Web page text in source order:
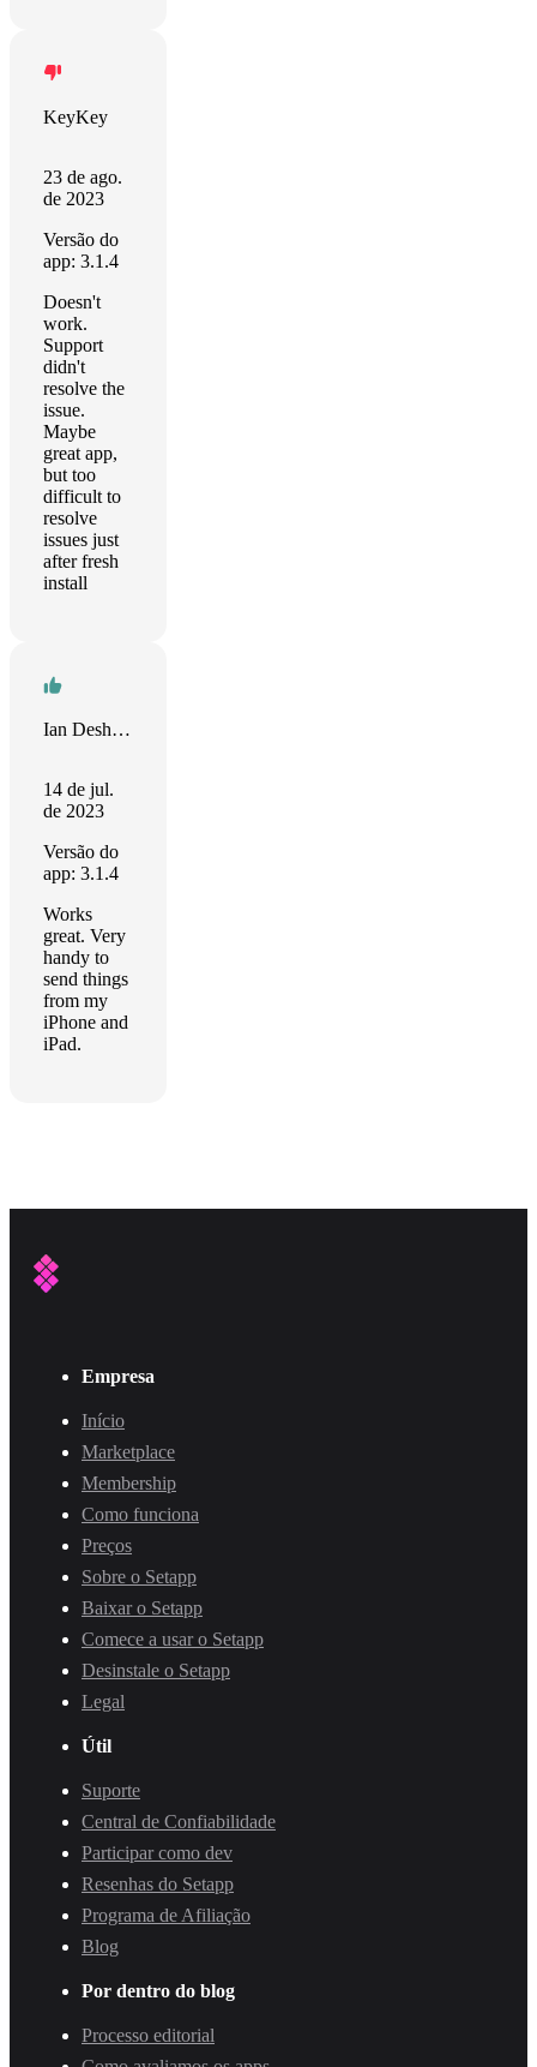
KeyKey
23 de ago.
de 2023
Versão do
app: 3.1.4
Doesn't
work.
Support
didn't
resolve the
issue.
Maybe
great app,
but too
difficult to
resolve
issues just
after fresh
install
Ian Deshotels
14 de jul.
de 2023
Versão do
app: 3.1.4
Works
great. Very
handy to
send things
from my
iPhone and
iPad.
Empresa
Início
Marketplace
Membership
Como funciona
Preços
Sobre o Setapp
Baixar o Setapp
Comece a usar o Setapp
Desinstale o Setapp
Legal
Útil
Suporte
Central de Confiabilidade
Participar como dev
Resenhas do Setapp
Programa de Afiliação
Blog
Por dentro do blog
Processo editorial